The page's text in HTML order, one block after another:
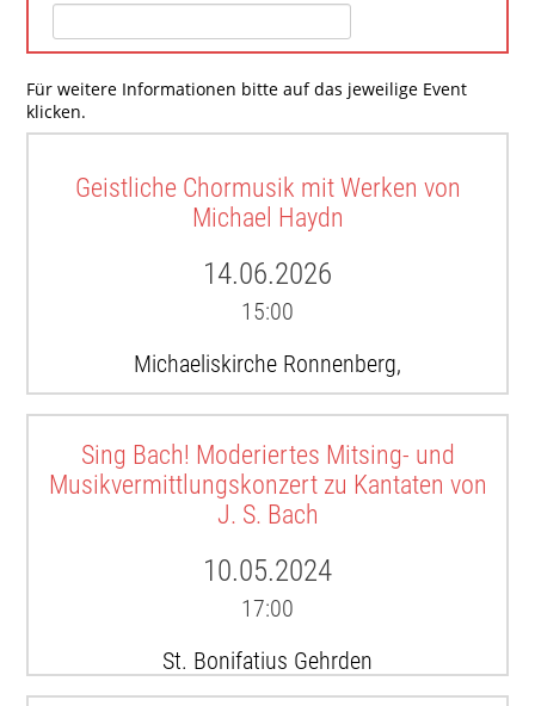
Für weitere Informationen bitte auf das jeweilige Event
klicken.
Geistliche Chormusik mit Werken von
Michael Haydn
14.06.2026
15:00
Michaeliskirche Ronnenberg,
Sing Bach! Moderiertes Mitsing- und
Musikvermittlungskonzert zu Kantaten von
J. S. Bach
10.05.2024
17:00
St. Bonifatius Gehrden